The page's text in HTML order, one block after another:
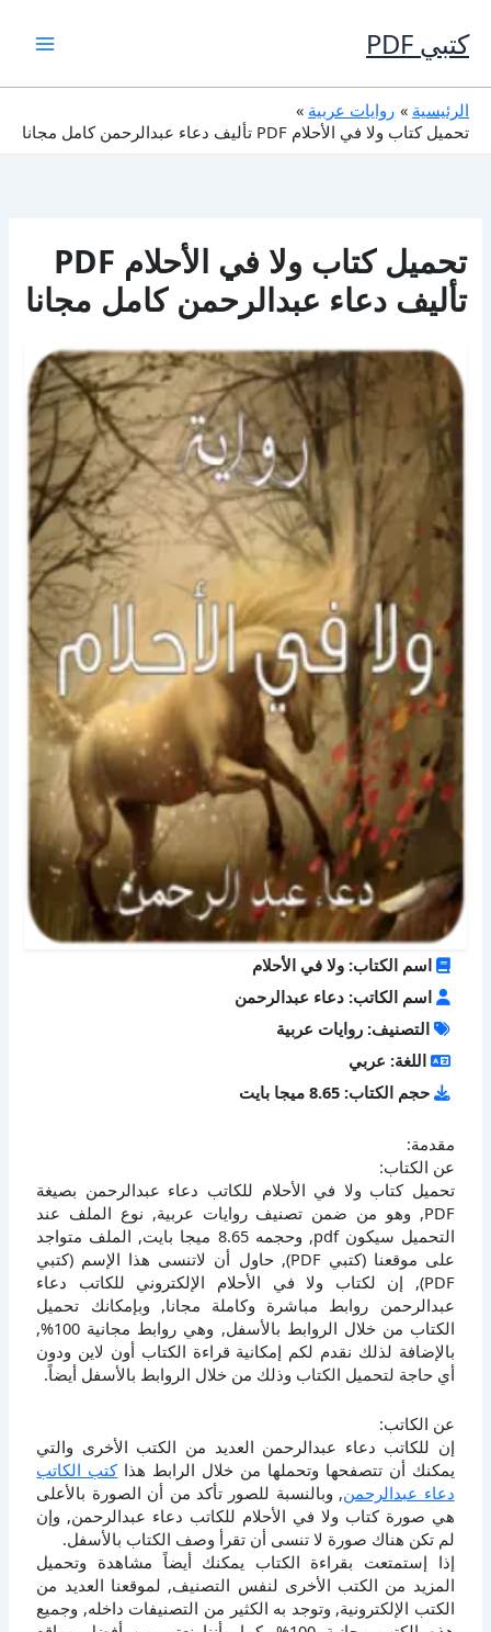
إلى
المحتوى
كتبي PDF
الرئيسية
روايات عربية
تحميل كتاب ولا في الأحلام PDF تأليف دعاء عبدالرحمن كامل مجانا
تحميل كتاب ولا في الأحلام PDF
تأليف دعاء عبدالرحمن كامل مجانا
اسم الكتاب: ولا في الأحلام
اسم الكاتب: دعاء عبدالرحمن
التصنيف: روايات عربية
اللغة: عربي
حجم الكتاب: 8.65 ميجا بايت
مقدمة:
عن الكتاب:
تحميل كتاب ولا في الأحلام للكاتب دعاء عبدالرحمن بصيغة
PDF, وهو من ضمن تصنيف روايات عربية, نوع الملف عند
التحميل سيكون pdf, وحجمه 8.65 ميجا بايت, الملف متواجد
على موقعنا (كتبي PDF), حاول أن لاتنسى هذا الإسم (كتبي
PDF), إن لكتاب ولا في الأحلام الإلكتروني للكاتب دعاء
عبدالرحمن روابط مباشرة وكاملة مجانا, وبإمكانك تحميل
الكتاب من خلال الروابط بالأسفل, وهي روابط مجانية 100%,
بالإضافة لذلك نقدم لكم إمكانية قراءة الكتاب أون لاين ودون
أي حاجة لتحميل الكتاب وذلك من خلال الروابط بالأسفل أيضاً.
عن الكاتب:
إن للكاتب دعاء عبدالرحمن العديد من الكتب الأخرى والتي
يمكنك أن تتصفحها وتحملها من خلال الرابط هذاكتب الكاتب
دعاء عبدالرحمن, وبالنسبة للصور تأكد من أن الصورة بالأعلى
هي صورة كتاب ولا في الأحلام للكاتب دعاء عبدالرحمن, وإن
لم تكن هناك صورة لا تنسى أن تقرأ وصف الكتاب بالأسفل.
إذا إستمتعت بقراءة الكتاب يمكنك أيضاً مشاهدة وتحميل
المزيد من الكتب الأخرى لنفس التصنيف, لموقعنا العديد من
الكتب الإلكترونية, وتوجد به الكثير من التصنيفات داخله, وجميع